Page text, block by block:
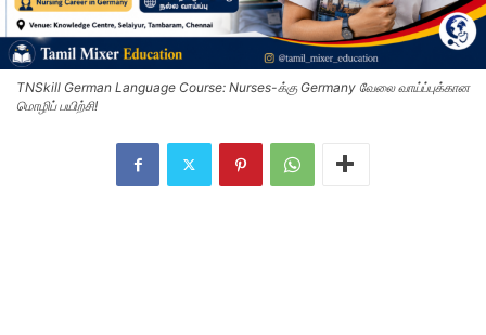
TNSkill German Language Course: Nurses-க்கு Germany வேலை வாய்ப்புக்கான
மொழிப் பயிற்சி!